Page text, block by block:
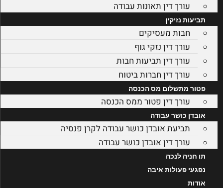
עורך דין תאונות עבודה
תביעות נזיקין
חבות מעסיקים
עורך דין נזקי גוף
עורך דין תביעות חבות
עורך דין חברות ביטוח
פטור מתשלום מס הכנסה
עורך דין פטור ממס הכנסה
אובדן כושר עבודה
תביעת אובדן כושר עבודה לקרן פנסיה
עורך דין אובדן כושר עבודה
תו חניה לנכה
נפגעי פעולות איבה
אודות